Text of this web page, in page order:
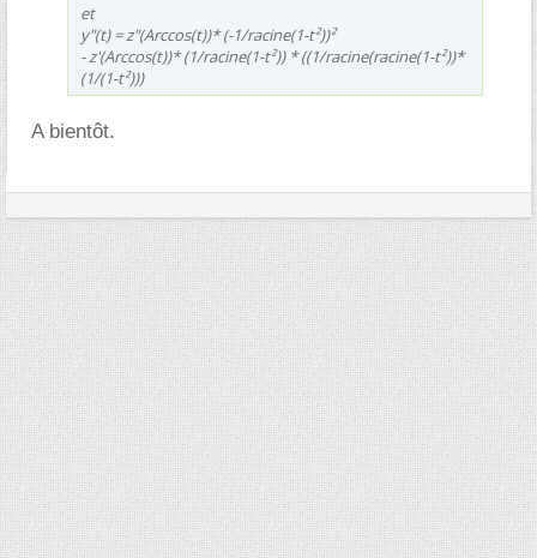
et
y"(t) = z"(Arccos(t))* (-1/racine(1-t²))²
- z'(Arccos(t))* (1/racine(1-t²)) * ((1/racine(racine(1-t²))*
(1/(1-t²)))
A bientôt.